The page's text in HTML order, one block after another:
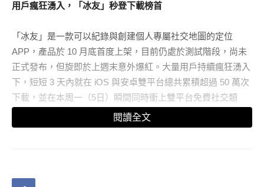
用戶瘋狂湧入， 「冰友」秒登下載榜首
「冰友」是一款可以紀錄與創建個人專屬社交地圖的定位
APP，產品於 10 月底首度上架，目前仍處於測試階段，尚未
正式發布，但旋即於上週末意外爆紅。大量用戶持續瘋狂湧入
下，短短 3 天內就在 iOS 與安卓雙平台總共累積超過 50 萬次
下載，並在本周一（5日）瞬間同時衝上雙平台免費社交類
App 榜首。目前「冰友」已陸續開發透過電子信箱、手機、通
訊錄、搖一搖即可新增好友、查看好友所在位置、一對一在線
閱讀全文